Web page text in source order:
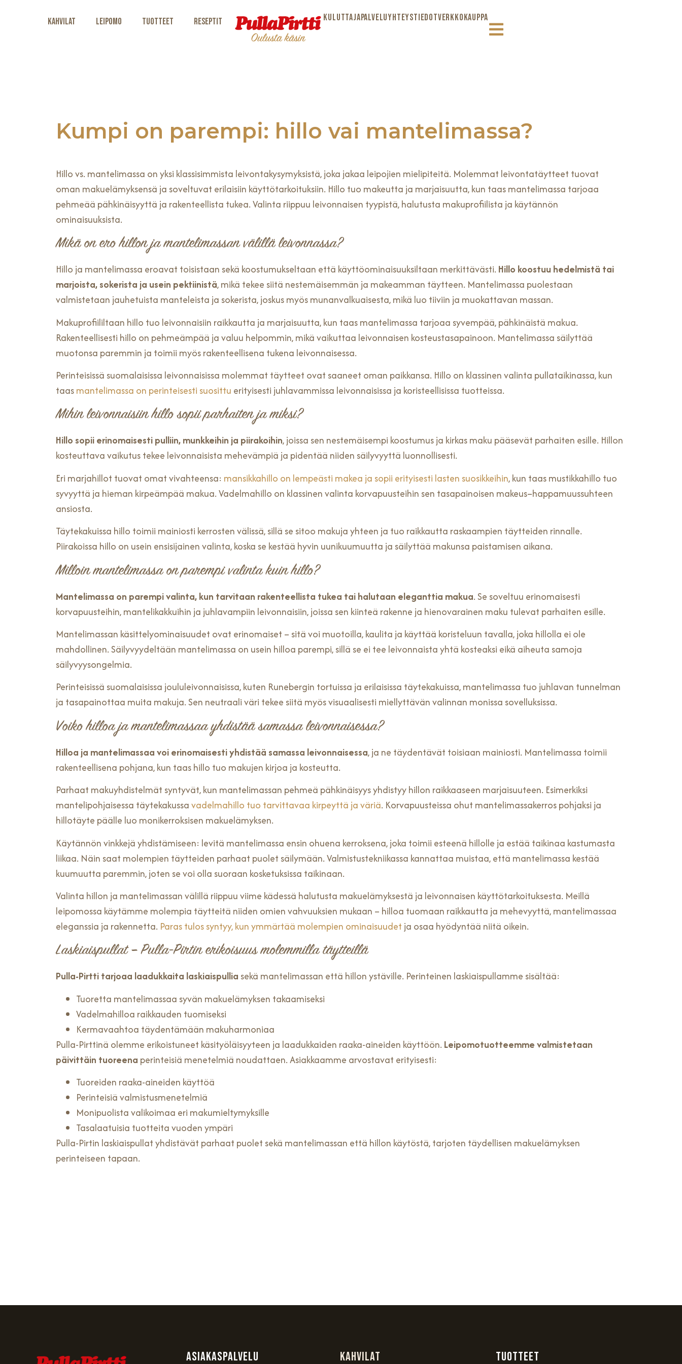
Kahvilat Leipomo Tuotteet Reseptit KULUTTAJAPALVELUYHTEYSTIEDOTVERKKOKAUPPA
Kumpi on parempi: hillo vai mantelimassa?
Hillo vs. mantelimassa on yksi klassisimmista leivontakysymyksistä, joka jakaa leipojien mielipiteitä. Molemmat leivontatäytteet tuovat
oman makuelämyksensä ja soveltuvat erilaisiin käyttötarkoituksiin. Hillo tuo makeutta ja marjaisuutta, kun taas mantelimassa tarjoaa
pehmeää pähkinäisyyttä ja rakenteellista tukea. Valinta riippuu leivonnaisen tyypistä, halutusta makuprofiilista ja käytännön
ominaisuuksista.
Mikä on ero hillon ja mantelimassan välillä leivonnassa?
Hillo ja mantelimassa eroavat toisistaan sekä koostumukseltaan että käyttöominaisuuksiltaan merkittävästi. Hillo koostuu hedelmistä tai
marjoista, sokerista ja usein pektiinistä, mikä tekee siitä nestemäisemmän ja makeamman täytteen. Mantelimassa puolestaan
valmistetaan jauhetuista manteleista ja sokerista, joskus myös munanvalkuaisesta, mikä luo tiiviin ja muokattavan massan.
Makuprofiililtaan hillo tuo leivonnaisiin raikkautta ja marjaisuutta, kun taas mantelimassa tarjoaa syvempää, pähkinäistä makua.
Rakenteellisesti hillo on pehmeämpää ja valuu helpommin, mikä vaikuttaa leivonnaisen kosteustasapainoon. Mantelimassa säilyttää
muotonsa paremmin ja toimii myös rakenteellisena tukena leivonnaisessa.
Perinteisissä suomalaisissa leivonnaisissa molemmat täytteet ovat saaneet oman paikkansa. Hillo on klassinen valinta pullataikinassa, kun
taasmantelimassa on perinteisesti suosittu erityisesti juhlavammissa leivonnaisissa ja koristeellisissa tuotteissa.
Mihin leivonnaisiin hillo sopii parhaiten ja miksi?
Hillo sopii erinomaisesti pulliin, munkkeihin ja piirakoihin, joissa sen nestemäisempi koostumus ja kirkas maku pääsevät parhaiten esille. Hillon
kosteuttava vaikutus tekee leivonnaisista mehevämpiä ja pidentää niiden säilyvyyttä luonnollisesti.
Eri marjahillot tuovat omat vivahteensa: mansikkahillo on lempeästi makea ja sopii erityisesti lasten suosikkeihin, kun taas mustikkahillo tuo
syvyyttä ja hieman kirpeämpää makua. Vadelmahillo on klassinen valinta korvapuusteihin sen tasapainoisen makeus–happamuussuhteen
ansiosta.
Täytekakuissa hillo toimii mainiosti kerrosten välissä, sillä se sitoo makuja yhteen ja tuo raikkautta raskaampien täytteiden rinnalle.
Piirakoissa hillo on usein ensisijainen valinta, koska se kestää hyvin uunikuumuutta ja säilyttää makunsa paistamisen aikana.
Milloin mantelimassa on parempi valinta kuin hillo?
Mantelimassa on parempi valinta, kun tarvitaan rakenteellista tukea tai halutaan eleganttia makua. Se soveltuu erinomaisesti
korvapuusteihin, mantelikakkuihin ja juhlavampiin leivonnaisiin, joissa sen kiinteä rakenne ja hienovarainen maku tulevat parhaiten esille.
Mantelimassan käsittelyominaisuudet ovat erinomaiset – sitä voi muotoilla, kaulita ja käyttää koristeluun tavalla, joka hillolla ei ole
mahdollinen. Säilyvyydeltään mantelimassa on usein hilloa parempi, sillä se ei tee leivonnaista yhtä kosteaksi eikä aiheuta samoja
säilyvyysongelmia.
Perinteisissä suomalaisissa joululeivonnaisissa, kuten Runebergin tortuissa ja erilaisissa täytekakuissa, mantelimassa tuo juhlavan tunnelman
ja tasapainottaa muita makuja. Sen neutraali väri tekee siitä myös visuaalisesti miellyttävän valinnan monissa sovelluksissa.
Voiko hilloa ja mantelimassaa yhdistää samassa leivonnaisessa?
Hilloa ja mantelimassaa voi erinomaisesti yhdistää samassa leivonnaisessa, ja ne täydentävät toisiaan mainiosti. Mantelimassa toimii
rakenteellisena pohjana, kun taas hillo tuo makujen kirjoa ja kosteutta.
Parhaat makuyhdistelmät syntyvät, kun mantelimassan pehmeä pähkinäisyys yhdistyy hillon raikkaaseen marjaisuuteen. Esimerkiksi
mantelipohjaisessa täytekakussavadelmahillo tuo tarvittavaa kirpeyttä ja väriä. Korvapuusteissa ohut mantelimassakerros pohjaksi ja
hillotäyte päälle luo monikerroksisen makuelämyksen.
Käytännön vinkkejä yhdistämiseen: levitä mantelimassa ensin ohuena kerroksena, joka toimii esteenä hillolle ja estää taikinaa kastumasta
liikaa. Näin saat molempien täytteiden parhaat puolet säilymään. Valmistustekniikassa kannattaa muistaa, että mantelimassa kestää
kuumuutta paremmin, joten se voi olla suoraan kosketuksissa taikinaan.
Valinta hillon ja mantelimassan välillä riippuu viime kädessä halutusta makuelämyksestä ja leivonnaisen käyttötarkoituksesta. Meillä
leipomossa käytämme molempia täytteitä niiden omien vahvuuksien mukaan – hilloa tuomaan raikkautta ja mehevyyttä, mantelimassaa
eleganssia ja rakennetta. Paras tulos syntyy, kun ymmärtää molempien ominaisuudet ja osaa hyödyntää niitä oikein.
Laskiaispullat – Pulla-Pirtin erikoisuus molemmilla täytteillä
Pulla-Pirtti tarjoaa laadukkaita laskiaispullia sekä mantelimassan että hillon ystäville. Perinteinen laskiaispullamme sisältää:
Tuoretta mantelimassaa syvän makuelämyksen takaamiseksi
Vadelmahilloa raikkauden tuomiseksi
Kermavaahtoa täydentämään makuharmoniaa
Pulla-Pirttinä olemme erikoistuneet käsityöläisyyteen ja laadukkaiden raaka-aineiden käyttöön. Leipomotuotteemme valmistetaan
päivittäin tuoreena perinteisiä menetelmiä noudattaen. Asiakkaamme arvostavat erityisesti:
Tuoreiden raaka-aineiden käyttöä
Perinteisiä valmistusmenetelmiä
Monipuolista valikoimaa eri makumieltymyksille
Tasalaatuisia tuotteita vuoden ympäri
Pulla-Pirtin laskiaispullat yhdistävät parhaat puolet sekä mantelimassan että hillon käytöstä, tarjoten täydellisen makuelämyksen
perinteiseen tapaan.
Asiakaspalvelu Kahvilat TUOTTEET